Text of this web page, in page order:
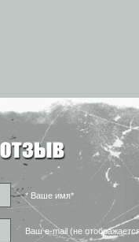
* Ваше имя*
Ваш e-mail (не